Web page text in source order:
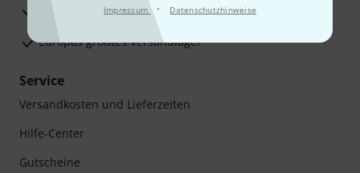
Impressum · Datenschutzhinweise
Zufriedenheitsgarantie
Europas größtes Versandlager
Service
Versandkosten und Lieferzeiten
Hilfe-Center
Gutscheine